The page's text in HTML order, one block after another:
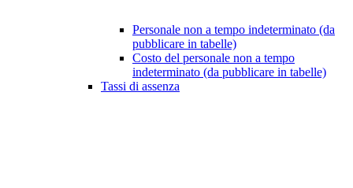
Personale non a tempo indeterminato (da
pubblicare in tabelle)
Costo del personale non a tempo
indeterminato (da pubblicare in tabelle)
Tassi di assenza